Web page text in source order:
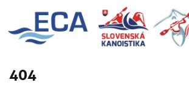
404
EURO 19
INFO